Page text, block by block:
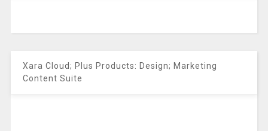
Xara Cloud; Plus Products: Design; Marketing
Content Suite